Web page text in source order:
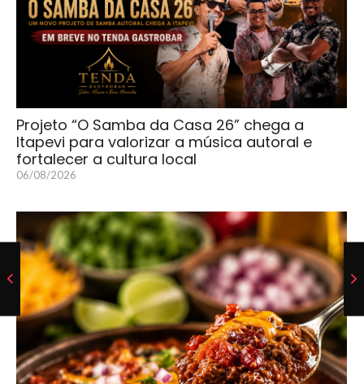
Projeto “O Samba da Casa 26” chega a
Itapevi para valorizar a música autoral e
fortalecer a cultura local
06/08/2026